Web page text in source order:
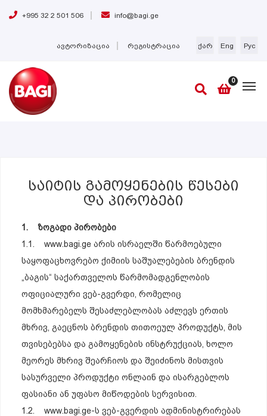
+995 32 2 501 506 info@bagi.ge
ქარ Eng Рус
ავტორიზაცია რეგისტრაცია
0
Საიტის Გამოყენების Წესები
Და Პირობები
1. ზოგადი პირობები
1.1. www.bagi.ge არის ისრაელში წარმოებული
საყოფაცხოვრებო ქიმიის საშუალებების ბრენდის
„ბაგის“ საქართველოს წარმომადგენლობის
ოფიციალური ვებ-გვერდი, რომელიც
მომხმარებელს შესაძლებლობას აძლევს ერთის
მხრივ, გაეცნოს ბრენდის თითოეულ პროდუქტს, მის
თვისებებსა და გამოყენების ინსტრუქციას, ხოლო
მეორეს მხრივ შეარჩიოს და შეიძინოს მისთვის
სასურველი პროდუქტი ონლაინ და ისარგებლოს
ფასიანი ან უფასო მიწოდების სერვისით.
1.2. www.bagi.ge-ს ვებ-გვერდის ადმინისტრირებას